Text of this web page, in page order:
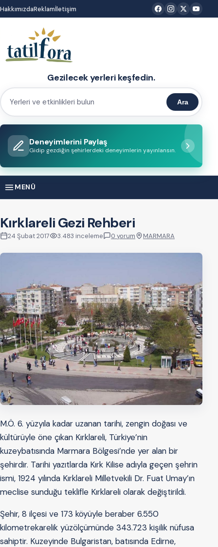
İçeriğe
atla
HakkımızdaReklamİletişim
Gezilecek yerleri keşfedin.
Yerleri
etkinlikleri
bulun
Ara
Deneyimlerini Paylaş
Gidip gezdiğin şehirlerdeki deneyimlerin yayınlansın.
MENÜ
Kırklareli Gezi Rehberi
24 Şubat 2017 3.483 inceleme 0 yorum MARMARA
M.Ö. 6. yüzyıla kadar uzanan tarihi, zengin doğası ve
kültürüyle öne çıkan Kırklareli, Türkiye’nin
kuzeybatısında Marmara Bölgesi’nde yer alan bir
şehirdir. Tarihi yazıtlarda Kırk Kilise adıyla geçen şehrin
ismi, 1924 yılında Kırklareli Milletvekili Dr. Fuat Umay’ın
meclise sunduğu teklifle Kırklareli olarak değiştirildi.
Şehir, 8 ilçesi ve 173 köyüyle beraber 6.550
kilometrekarelik yüzölçümünde 343.723 kişilik nüfusa
sahiptir. Kuzeyinde Bulgaristan, batısında Edirne,